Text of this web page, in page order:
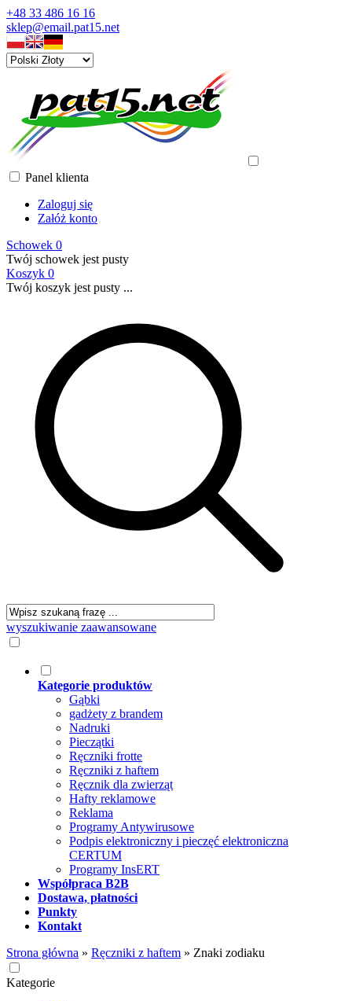
+48 33 486 16 16
sklep@email.pat15.net
Panel klienta
Zaloguj się
Załóż konto
Schowek 0
Twój schowek jest pusty
Koszyk 0
Twój koszyk jest pusty ...
wyszukiwanie zaawansowane
Kategorie produktów
Gąbki
gadżety z brandem
Nadruki
Pieczątki
Ręczniki frotte
Ręczniki z haftem
Ręcznik dla zwierząt
Hafty reklamowe
Reklama
Programy Antywirusowe
Podpis elektroniczny i pieczęć elektroniczna
CERTUM
Programy InsERT
Współpraca B2B
Dostawa, płatności
Punkty
Kontakt
Strona główna » Ręczniki z haftem » Znaki zodiaku
Kategorie